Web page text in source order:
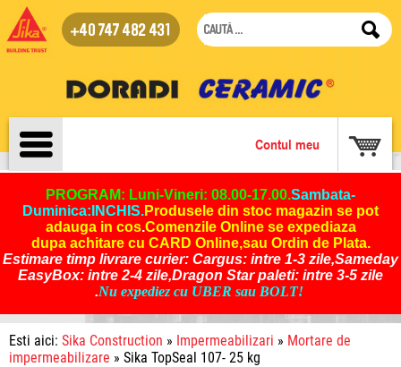
+40 747 482 431
Contul meu
PROGRAM: Luni-Vineri: 08.00-17.00.Sambata-
Duminica:INCHIS.Produsele din stoc magazin se pot
adauga in cos.Comenzile Online se expediaza
dupa achitare cu CARD Online,sau Ordin de Plata.
Estimare timp livrare curier: Cargus: intre 1-3 zile,Sameday
EasyBox: intre 2-4 zile,Dragon Star paleti: intre 3-5 zile
.Nu expediez cu UBER sau BOLT!
Esti aici: Sika Construction » Impermeabilizari » Mortare de
impermeabilizare » Sika TopSeal 107- 25 kg